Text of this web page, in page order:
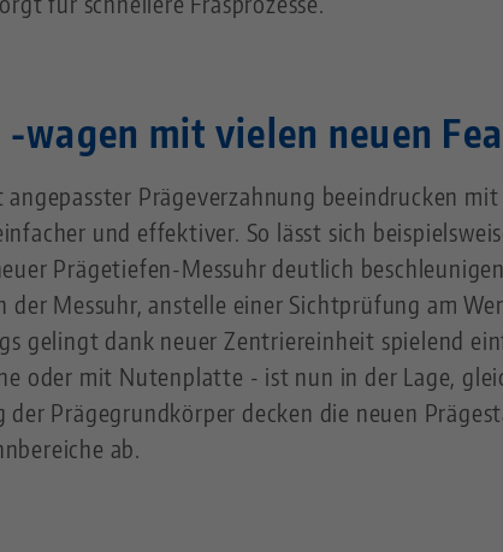
wagen mit vielen neuen
Prägeverzahnung beeindrucken
und effektiver. So lässt sich
Prägetiefen-Messuhr deutlich
der Messuhr, anstelle einer Sichtprüfung am
gelingt dank neuer Zentriereinheit spielend
oder mit Nutenplatte - ist nun in der Lage,
der Prägegrundkörper decken die neuen
ab.